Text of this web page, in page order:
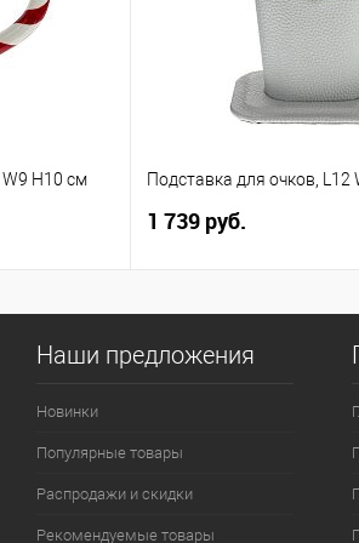
H10 см Подставка для очков, L12
1 739 руб.
Наши предложения
Новинки
Популярные товары
Распродажи и скидки
Рекомендуемые товары